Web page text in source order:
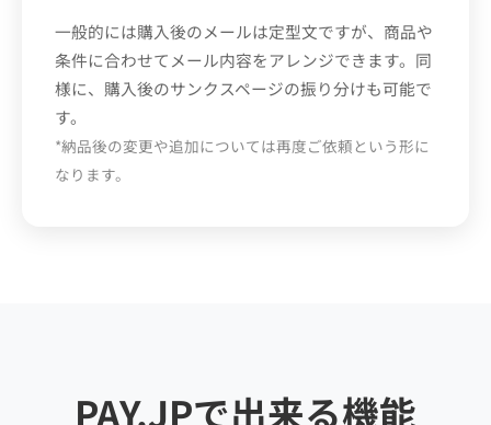
一般的には購入後のメールは定型文ですが、商品や
条件に合わせてメール内容をアレンジできます。同
様に、購入後のサンクスページの振り分けも可能で
す。
*納品後の変更や追加については再度ご依頼という形に
なります。
PAY.JPで出来る機能